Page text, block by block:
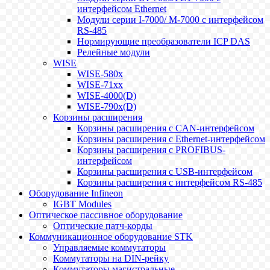
интерфейсом Ethernet
Модули серии I-7000/ M-7000 с интерфейсом
RS-485
Нормирующие преобразователи ICP DAS
Релейные модули
WISE
WISE-580x
WISE-71xx
WISE-4000(D)
WISE-790x(D)
Корзины расширения
Корзины расширения с CAN-интерфейсом
Корзины расширения с Ethernet-интерфейсом
Корзины расширения с PROFIBUS-
интерфейсом
Корзины расширения с USB-интерфейсом
Корзины расширения с интерфейсом RS-485
Оборудование Infineon
IGBT Modules
Оптическое пассивное оборудование
Оптические патч-корды
Коммуникационное оборудование STK
Управляемые коммутаторы
Коммутаторы на DIN-рейку